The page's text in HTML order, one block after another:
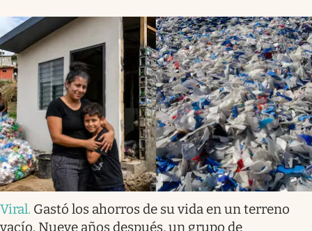
Viral. Gastó los ahorros de su vida en un terreno
vacío. Nueve años después, un grupo de